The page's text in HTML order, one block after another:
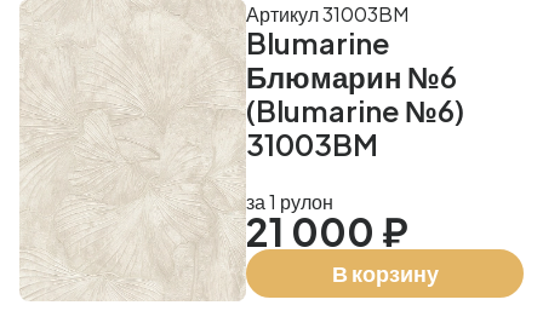
Blumarine
Блюмарин №6
(Blumarine №6)
31003BM
Артикул 31003BM
за 1 рулон
21 000 ₽
В корзину